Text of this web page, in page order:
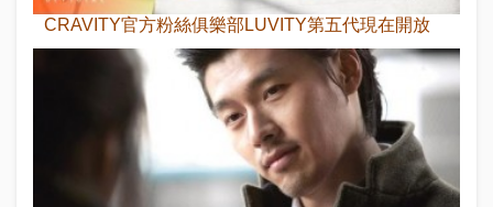
CRAVITY官方粉絲俱樂部LUVITY第五代現在開放